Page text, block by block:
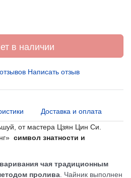
в наличии
Написать отзыв
Доставка и оплата
от мастера Цзян Цин Си.
символ знатности и
чая традиционным
пролива. Чайник выполнен